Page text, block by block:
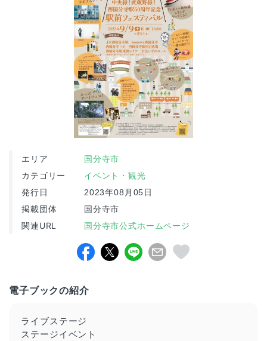
エリア 国分寺市
カテゴリー イベント・観光
発行日 2023年08月05日
掲載団体 国分寺市
関連URL 国分寺市公式ホームページ
電子ブックの紹介
ライブステージ
ステージイベント